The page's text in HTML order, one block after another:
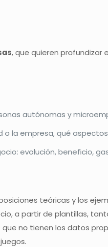
, que quieren profundizar
autónomas y
la empresa, qué
evolución, beneficio,
teóricas y los
a partir de plantillas,
no tienen los datos